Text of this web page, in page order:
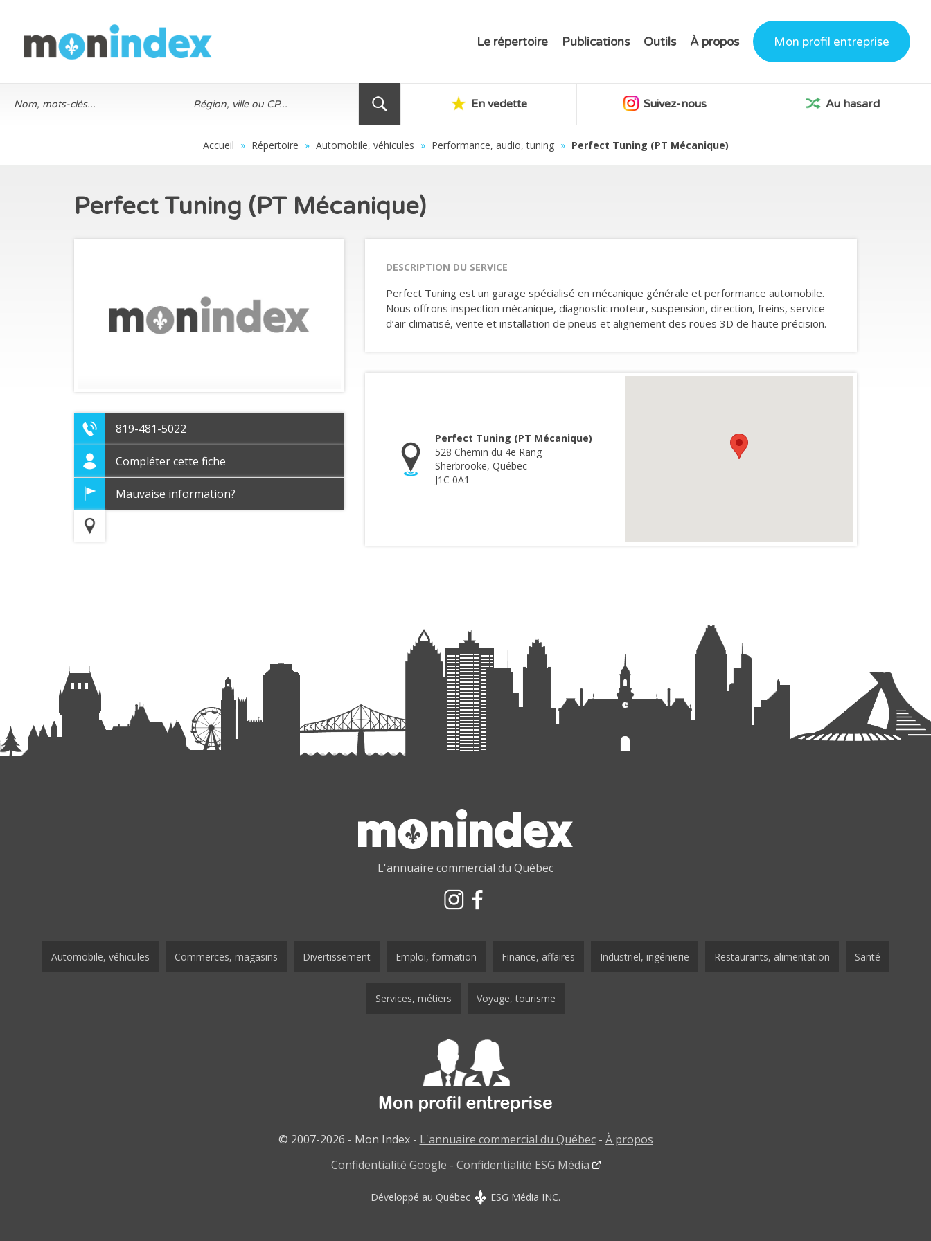
Le répertoire Publications Outils À propos Mon profil entreprise
En vedette Suivez-nous Au hasard
Accueil » Répertoire » Automobile, véhicules » Performance, audio, tuning » Perfect Tuning (PT Mécanique)
Perfect Tuning (PT Mécanique)
819-481-5022
Compléter cette fiche
Mauvaise information?
DESCRIPTION DU SERVICE
Perfect Tuning est un garage spécialisé en mécanique générale et performance automobile.
Nous offrons inspection mécanique, diagnostic moteur, suspension, direction, freins, service
d’air climatisé, vente et installation de pneus et alignement des roues 3D de haute précision.
Perfect Tuning (PT Mécanique)
528 Chemin du 4e Rang
Sherbrooke, Québec
J1C 0A1
L'annuaire commercial du Québec
Automobile, véhicules Commerces, magasins Divertissement Emploi, formation Finance, affaires Industriel, ingénierie Restaurants, alimentation Santé
Services, métiers Voyage, tourisme
© 2007-2026 - Mon Index - L'annuaire commercial du Québec- À propos
Confidentialité Google - Confidentialité ESG Média
Développé au Québec ESG Média INC.